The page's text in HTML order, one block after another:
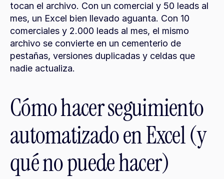
tocan el archivo. Con un comercial y 50 leads al
mes, un Excel bien llevado aguanta. Con 10
comerciales y 2.000 leads al mes, el mismo
archivo se convierte en un cementerio de
pestañas, versiones duplicadas y celdas que
nadie actualiza.
Cómo hacer seguimiento
automatizado en Excel (y
qué no puede hacer)